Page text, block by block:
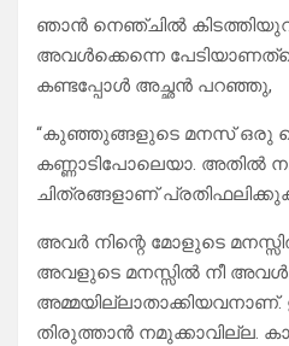
ഞാൻ നെഞ്ചിൽ
അവൾക്കെന്നെ
കണ്ടപ്പോൾ അച്ഛൻ പറഞ്ഞു,
“കുഞ്ഞുങ്ങളുടെ മനസ് ഒരു
കണ്ണാടിപോലെയാ. അതിൽ
ചിത്രങ്ങളാണ്
അവർ നിന്റെ മോളുടെ
അവളുടെ മനസ്സിൽ നീ
തിരുത്താൻ നമുക്കാവില്ല.